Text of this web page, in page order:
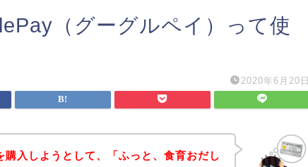
（グーグルペイ）って使
2020年6月20日
購入しようとして、「ふっと、食育おだし